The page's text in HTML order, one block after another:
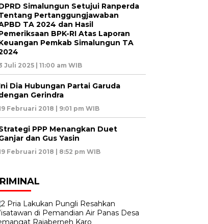
Simalungun Setujui Ranperda
Pertanggungjawaban
TA 2024 dan Hasil
BPK-RI Atas Laporan
Pemkab Simalungun TA
Juli 2025 | 11:00 am WIB
Dia Hubungan Partai Garuda
Gerindra
Februari 2018 | 9:01 pm WIB
PPP Menangkan Duet
dan Gus Yasin
Februari 2018 | 8:52 pm WIB